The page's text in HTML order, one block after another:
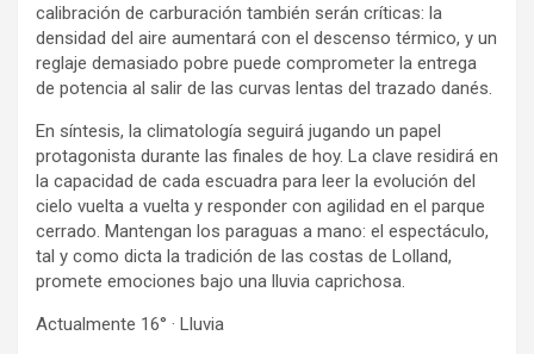
calibración de carburación también serán críticas: la
densidad del aire aumentará con el descenso térmico, y un
reglaje demasiado pobre puede comprometer la entrega
de potencia al salir de las curvas lentas del trazado danés.
En síntesis, la climatología seguirá jugando un papel
protagonista durante las finales de hoy. La clave residirá en
la capacidad de cada escuadra para leer la evolución del
cielo vuelta a vuelta y responder con agilidad en el parque
cerrado. Mantengan los paraguas a mano: el espectáculo,
tal y como dicta la tradición de las costas de Lolland,
promete emociones bajo una lluvia caprichosa.
Actualmente 16° · Lluvia